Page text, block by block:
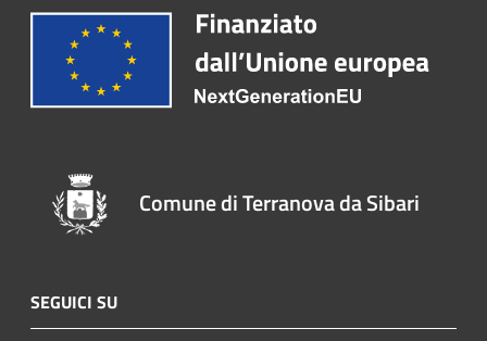
Comune di Terranova da Sibari
SEGUICI SU